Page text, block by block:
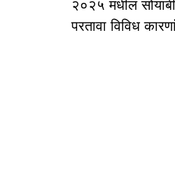
२०२५ मधील
परतावा विविध